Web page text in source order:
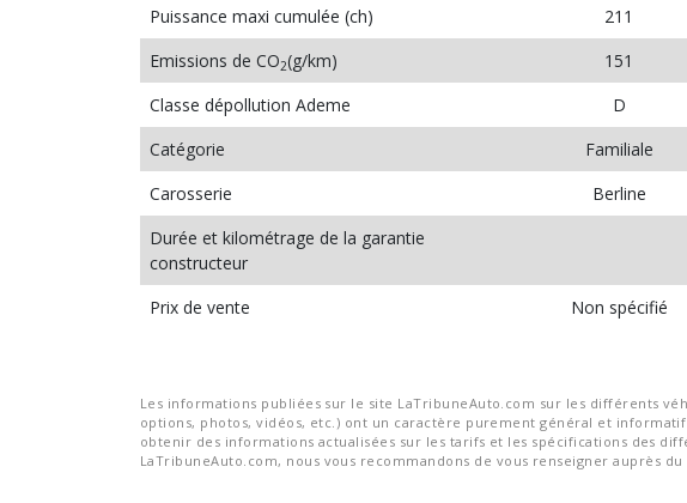
Puissance maxi cumulée (ch)
211
Emissions de CO2(g/km)
151
Classe dépollution Ademe
D
Catégorie
Familiale
Carosserie
Berline
Durée et kilométrage de la garantie
constructeur
Prix de vente
Non spécifié
Les informations publiées sur le site LaTribuneAuto.com sur les différents
options, photos, vidéos, etc.) ont un caractère purement général et
obtenir des informations actualisées sur les tarifs et les spécifications des
LaTribuneAuto.com, nous vous recommandons de vous renseigner auprès